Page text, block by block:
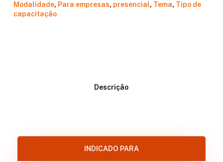
Modalidade, Para empresas, presencial, Tema, Tipo de
capacitação
Descrição
INDICADO PARA